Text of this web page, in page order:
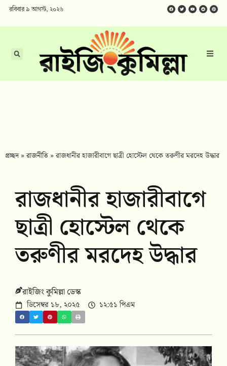
রবিবার ৯ আগস্ট, ২০২৬
প্রচ্ছদ»রাজনীতি »রাজধানীর হাজারীবাগে ছাত্রী হোস্টেল থেকে তরুণীর মরদেহ উদ্ধার
রাজধানীর হাজারীবাগে
ছাত্রী হোস্টেল থেকে
তরুণীর মরদেহ উদ্ধার
রাইজিং কুমিল্লা ডেস্ক
ডিসেম্বর ১৮, ২০২৫ ১২:৫১ পিএম